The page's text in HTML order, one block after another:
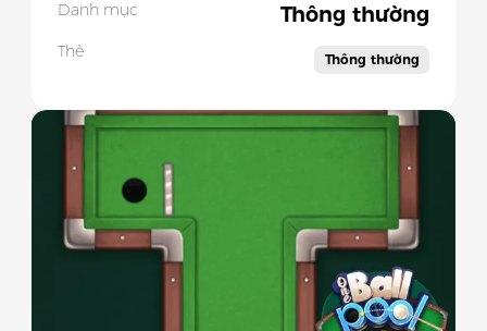
Slide 1 of 1
Danh mục Thông thường
Thẻ Thông thường